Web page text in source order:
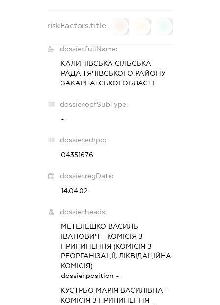
riskFactors.title
dossier.fullName:
КАЛИНІВСЬКА СІЛЬСЬКА
РАДА ТЯЧІВСЬКОГО РАЙОНУ
ЗАКАРПАТСЬКОЇ ОБЛАСТІ
dossier.opfSubType:
-
dossier.edrpo:
04351676
dossier.regDate:
14.04.02
dossier.heads:
МЕТЕЛЕШКО ВАСИЛЬ
ІВАНОВИЧ - КОМІСІЯ З
ПРИПИНЕННЯ (КОМІСІЯ З
РЕОРГАНІЗАЦІЇ, ЛІКВІДАЦІЙНА
КОМІСІЯ)
dossier.position -
КУСТРЬО МАРІЯ ВАСИЛІВНА -
КОМІСІЯ З ПРИПИНЕННЯ